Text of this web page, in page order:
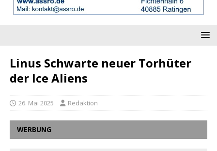
Linus Schwarte neuer Torhüter
der Ice Aliens
26. Mai 2025 Redaktion
WERBUNG